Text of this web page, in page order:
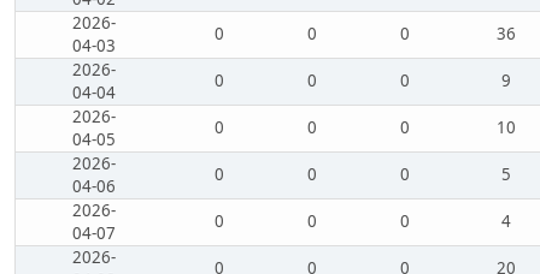
2026-
04-03
0 0 0
36
2026-
04-04
0 0 0
9
2026-
04-05
0 0 0
10
2026-
04-06
0 0 0
5
2026-
04-07
0 0 0
4
2026-
0 0 0
20